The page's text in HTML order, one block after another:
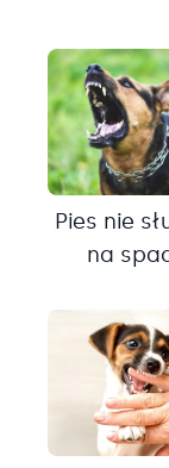
Pies nie
na